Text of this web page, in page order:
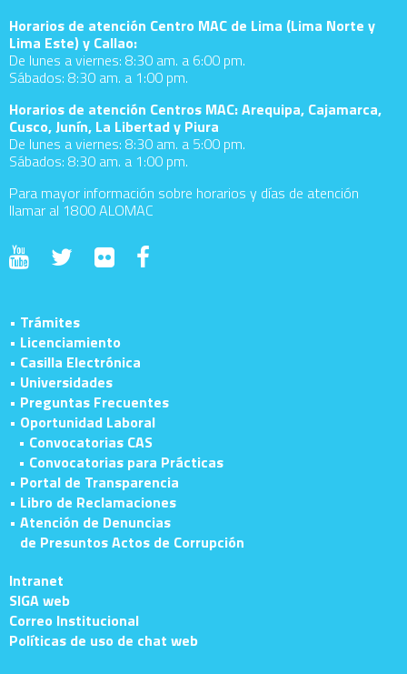
Horarios de atención Centro MAC de Lima (Lima Norte y
Lima Este) y Callao:
De lunes a viernes: 8:30 am. a 6:00 pm.
Sábados: 8:30 am. a 1:00 pm.
Horarios de atención Centros MAC: Arequipa, Cajamarca,
Cusco, Junín, La Libertad y Piura
De lunes a viernes: 8:30 am. a 5:00 pm.
Sábados: 8:30 am. a 1:00 pm.
Para mayor información sobre horarios y días de atención
llamar al 1800 ALOMAC
• Trámites
• Licenciamiento
• Casilla Electrónica
• Universidades
• Preguntas Frecuentes
• Oportunidad Laboral
• Convocatorias CAS
• Convocatorias para Prácticas
• Portal de Transparencia
• Libro de Reclamaciones
• Atención de Denuncias
de Presuntos Actos de Corrupción
Intranet
SIGA web
Correo Institucional
Políticas de uso de chat web